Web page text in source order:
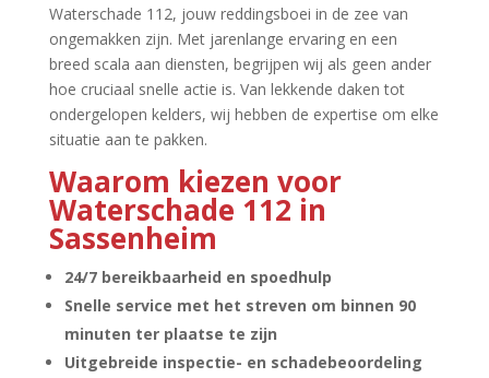
Waterschade 112, jouw reddingsboei in de zee van
ongemakken zijn.​ Met jarenlange ervaring en een
breed scala aan diensten, begrijpen wij als geen ander
hoe cruciaal snelle actie is.​ Van lekkende daken tot
ondergelopen kelders, wij hebben de expertise om elke
situatie aan te pakken.​
Waarom kiezen voor
Waterschade 112 in
Sassenheim
24/7 bereikbaarheid en spoedhulp
Snelle service met het streven om binnen 90
minuten ter plaatse te zijn
Uitgebreide inspectie- en schadebeoordeling